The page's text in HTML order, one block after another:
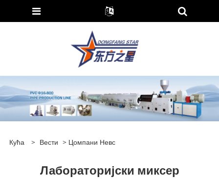
Кућа > Вести > Цомпани Невс
Лабораторијски миксер